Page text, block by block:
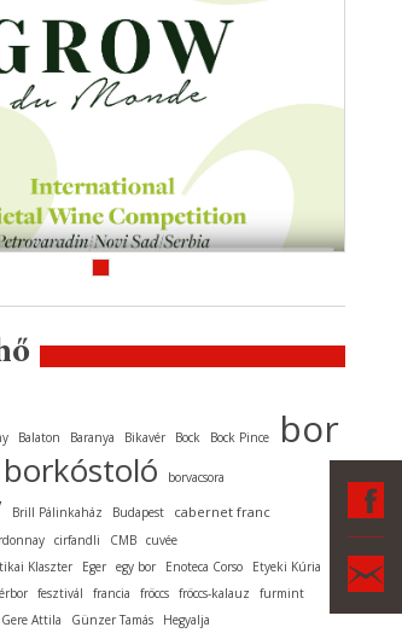
Balaton Baranya Bikavér Bock Bock Pince bor
borkóstoló borvacsora
Brill Pálinkaház Budapest cabernet franc
cirfandli CMB cuvée
Klaszter
Eger egy bor Enoteca Corso
Etyeki Kúria
fesztivál francia fröccs fröccs-kalauz furmint
Gere Attila Günzer Tamás
Hegyalja